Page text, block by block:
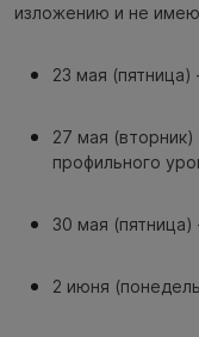
изложению и не
23 мая
27 мая
профильного
30 мая
2 июня